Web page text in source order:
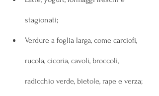
stagionati;
Verdure a foglia larga, come carciofi,
rucola, cicoria, cavoli, broccoli,
radicchio verde, bietole, rape e verza;